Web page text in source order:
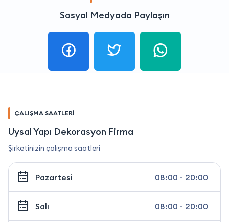
Sosyal Medyada Paylaşın
ÇALIŞMA SAATLERİ
Uysal Yapı Dekorasyon Firma
Şirketinizin çalışma saatleri
Pazartesi 08:00 - 20:00
Salı 08:00 - 20:00